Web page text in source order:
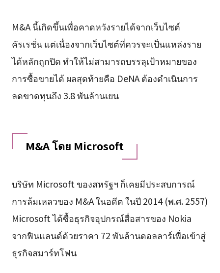
M&A นี้เกิดขึ้นเพื่อคาดหวังรายได้จากเว็บไซต์
คัรเรชั่น แต่เนื่องจากเว็บไซต์ที่ควรจะเป็นแหล่งราย
ได้หลักถูกปิด ทำให้ไม่สามารถบรรลุเป้าหมายของ
การซื้อขายได้ ผลสุดท้ายคือ DeNA ต้องดำเนินการ
ลดขาดทุนถึง 3.8 พันล้านเยน
M&A โดย Microsoft
บริษัท Microsoft ของสหรัฐฯ ก็เคยมีประสบการณ์
การล้มเหลวของ M&A ในอดีต ในปี 2014 (พ.ศ. 2557)
Microsoft ได้ซื้อธุรกิจอุปกรณ์สื่อสารของ Nokia
จากฟินแลนด์ด้วยราคา 72 พันล้านดอลลาร์เพื่อเข้าสู่
ธุรกิจสมาร์ทโฟน